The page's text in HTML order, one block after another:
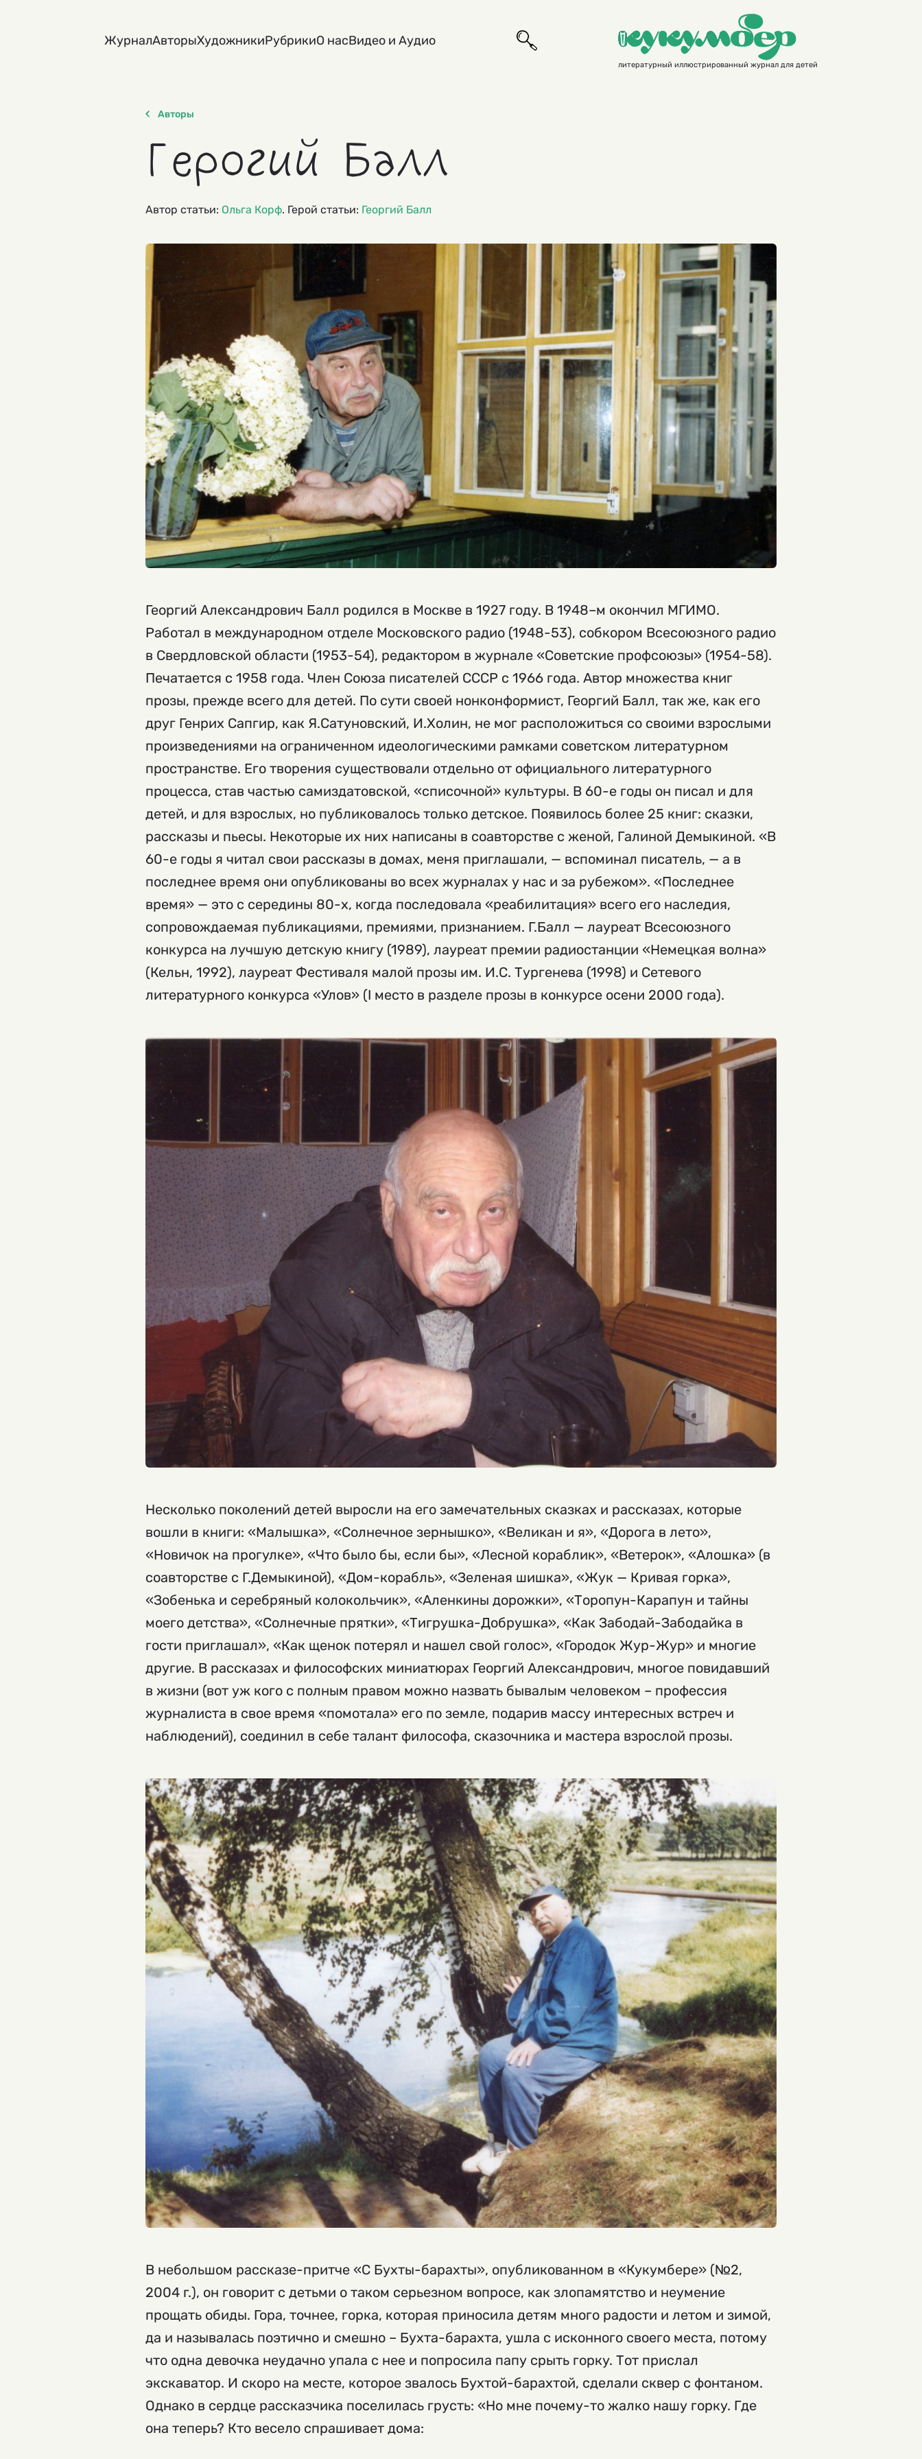
ЖурналАвторыХудожникиРубрикиО насВидео и Аудио
литературный иллюстрированный журнал для детей
Авторы
Герогий Балл
Автор статьи: Ольга Корф. Герой статьи: Георгий Балл
Георгий Александрович Балл родился в Москве в 1927 году. В 1948–м окончил МГИМО.
Работал в международном отделе Московского радио (1948-53), собкором Всесоюзного радио
в Свердловской области (1953-54), редактором в журнале «Советские профсоюзы» (1954-58).
Печатается с 1958 года. Член Союза писателей СССР с 1966 года. Автор множества книг
прозы, прежде всего для детей. По сути своей нонконформист, Георгий Балл, так же, как его
друг Генрих Сапгир, как Я.Сатуновский, И.Холин, не мог расположиться со своими взрослыми
произведениями на ограниченном идеологическими рамками советском литературном
пространстве. Его творения существовали отдельно от официального литературного
процесса, став частью самиздатовской, «списочной» культуры. В 60-е годы он писал и для
детей, и для взрослых, но публиковалось только детское. Появилось более 25 книг: сказки,
рассказы и пьесы. Некоторые их них написаны в соавторстве с женой, Галиной Демыкиной. «В
60-е годы я читал свои рассказы в домах, меня приглашали, — вспоминал писатель, — а в
последнее время они опубликованы во всех журналах у нас и за рубежом». «Последнее
время» — это с середины 80-х, когда последовала «реабилитация» всего его наследия,
сопровождаемая публикациями, премиями, признанием. Г.Балл — лауреат Всесоюзного
конкурса на лучшую детскую книгу (1989), лауреат премии радиостанции «Немецкая волна»
(Кельн, 1992), лауреат Фестиваля малой прозы им. И.С. Тургенева (1998) и Сетевого
литературного конкурса «Улов» (I место в разделе прозы в конкурсе осени 2000 года).
Несколько поколений детей выросли на его замечательных сказках и рассказах, которые
вошли в книги: «Малышка», «Солнечное зернышко», «Великан и я», «Дорога в лето»,
«Новичок на прогулке», «Что было бы, если бы», «Лесной кораблик», «Ветерок», «Алошка» (в
соавторстве с Г.Демыкиной), «Дом-корабль», «Зеленая шишка», «Жук — Кривая горка»,
«Зобенька и серебряный колокольчик», «Аленкины дорожки», «Торопун-Карапун и тайны
моего детства», «Солнечные прятки», «Тигрушка-Добрушка», «Как Забодай-Забодайка в
гости приглашал», «Как щенок потерял и нашел свой голос», «Городок Жур-Жур» и многие
другие. В рассказах и философских миниатюрах Георгий Александрович, многое повидавший
в жизни (вот уж кого с полным правом можно назвать бывалым человеком – профессия
журналиста в свое время «помотала» его по земле, подарив массу интересных встреч и
наблюдений), соединил в себе талант философа, сказочника и мастера взрослой прозы.
В небольшом рассказе-притче «С Бухты-барахты», опубликованном в «Кукумбере» (№2,
2004 г.), он говорит с детьми о таком серьезном вопросе, как злопамятство и неумение
прощать обиды. Гора, точнее, горка, которая приносила детям много радости и летом и зимой,
да и называлась поэтично и смешно – Бухта-барахта, ушла с исконного своего места, потому
что одна девочка неудачно упала с нее и попросила папу срыть горку. Тот прислал
экскаватор. И скоро на месте, которое звалось Бухтой-барахтой, сделали сквер с фонтаном.
Однако в сердце рассказчика поселилась грусть: «Но мне почему-то жалко нашу горку. Где
она теперь? Кто весело спрашивает дома: